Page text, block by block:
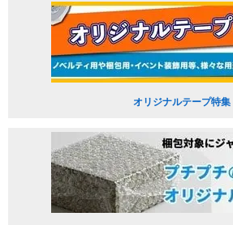
オリジナルテープ特集